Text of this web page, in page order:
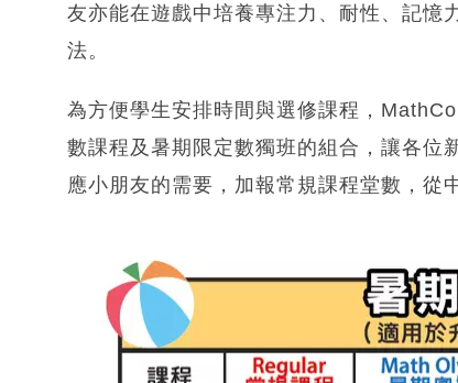
友亦能在遊戲中培養專注力、耐性、記憶
法。
為方便學生安排時間與選修課程，
數課程及暑期限定數獨班的組合，讓各位
應小朋友的需要，加報常規課程堂數，從